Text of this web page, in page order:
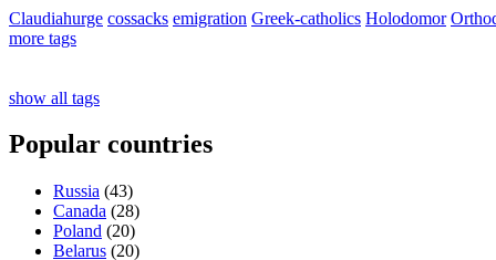
Claudiahurge cossacks emigration Greek-catholics Holodomor
more tags
show all tags
Popular countries
Russia (43)
Canada (28)
Poland (20)
Belarus (20)